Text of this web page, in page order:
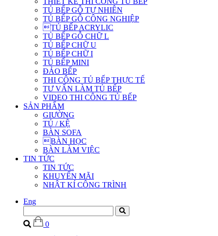
TỦ BẾP GỖ TỰ NHIÊN
TỦ BẾP GỖ CÔNG NGHIỆP
TỦ BẾP ACRYLIC
TỦ BẾP GỖ CHỮ L
TỦ BẾP CHỮ U
TỦ BẾP CHỮ I
TỦ BẾP MINI
ĐẢO BẾP
THI CÔNG TỦ BẾP THỰC TẾ
TƯ VẤN LÀM TỦ BẾP
VIDEO THI CÔNG TỦ BẾP
SẢN PHẨM
GIƯỜNG
TỦ / KỆ
BÀN SOFA
BÀN HỌC
BÀN LÀM VIỆC
TIN TỨC
TIN TỨC
KHUYẾN MÃI
NHẬT KÍ CÔNG TRÌNH
Eng
0